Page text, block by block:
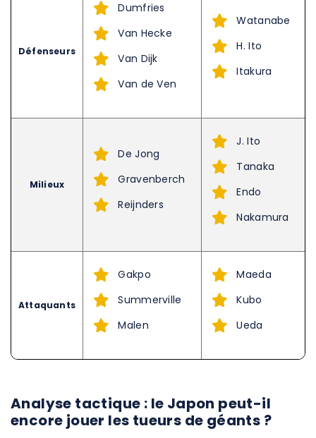
Défenseurs
Dumfries
Van Hecke
Van Dijk
Van de Ven
Watanabe
H. Ito
Itakura
Milieux
De Jong
Gravenberch
Reijnders
J. Ito
Tanaka
Endo
Nakamura
Attaquants
Gakpo
Summerville
Malen
Maeda
Kubo
Ueda
Analyse tactique : le Japon peut-il
encore jouer les tueurs de géants ?